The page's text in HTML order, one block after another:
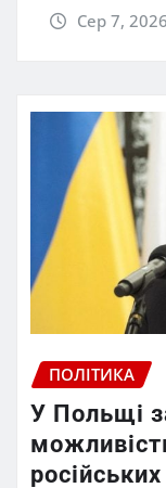
Сер 7, 2026
ПОЛІТИКА
У Польщі